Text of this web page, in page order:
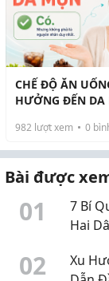
CHẾ ĐỘ ĂN
HƯỞNG ĐẾN DA
982 lượt xem 0
Bài được
01
7 Bí
Hai
Tôn
02
Xu